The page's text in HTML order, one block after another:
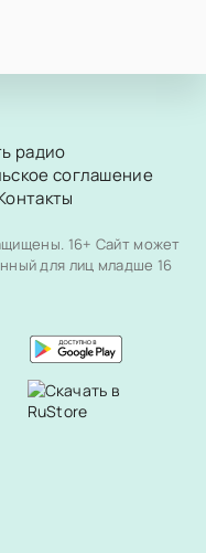
радио
соглашение
16+ Сайт может
для лиц младше 16